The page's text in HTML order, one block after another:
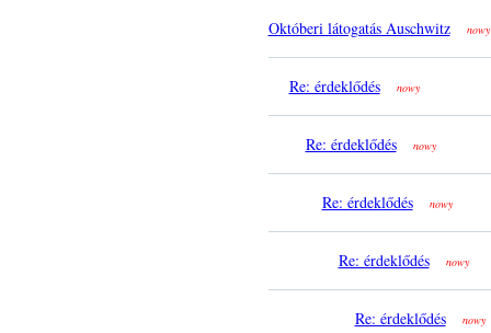
Októberi látogatás Auschwitz
nowy
Re: érdeklődés nowy
Re: érdeklődés nowy
Re: érdeklődés nowy
Re: érdeklődés nowy
Re: érdeklődés nowy